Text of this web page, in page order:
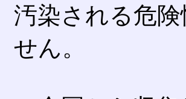
汚染される危
せん。